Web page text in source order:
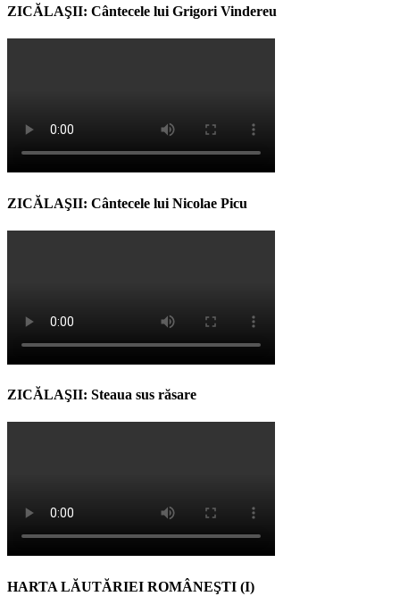
ZICĂLAŞII: Cântecele lui Grigori Vindereu
ZICĂLAŞII: Cântecele lui Nicolae Picu
ZICĂLAŞII: Steaua sus răsare
HARTA LĂUTĂRIEI ROMÂNEŞTI (I)